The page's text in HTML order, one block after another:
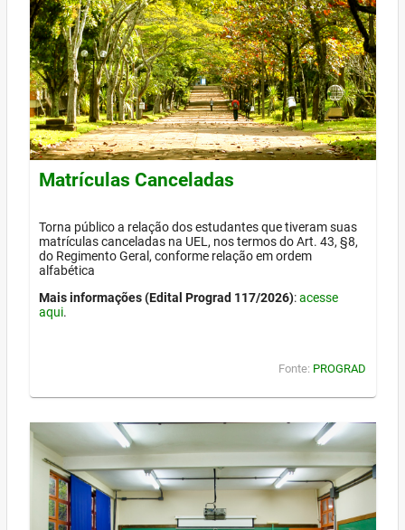
Matrículas Canceladas
Torna público a relação dos estudantes que tiveram suas
matrículas canceladas na UEL, nos termos do Art. 43, §8,
do Regimento Geral, conforme relação em ordem
alfabética
Mais informações (Edital Prograd 117/2026):acesse
aqui.
Fonte: PROGRAD